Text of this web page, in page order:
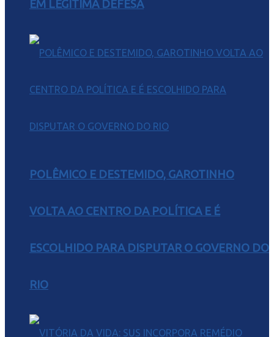
EM LEGÍTIMA DEFESA
POLÊMICO E DESTEMIDO, GAROTINHO
VOLTA AO CENTRO DA POLÍTICA E É
ESCOLHIDO PARA DISPUTAR O GOVERNO DO
RIO